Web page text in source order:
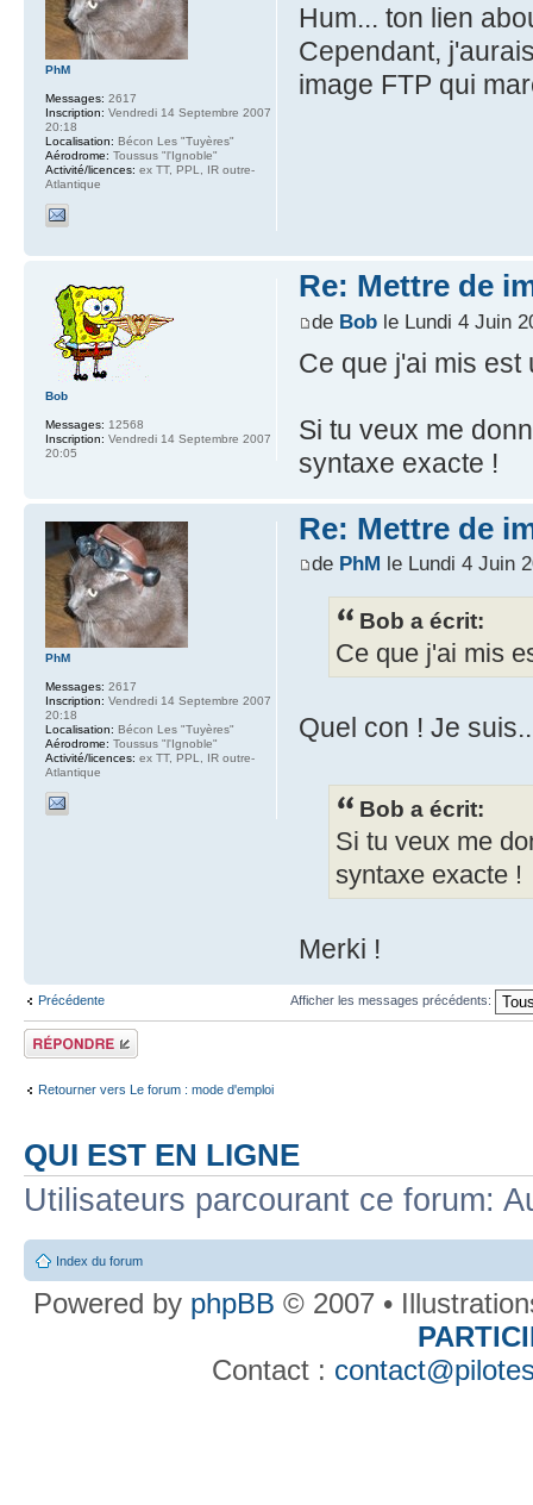
Hum... ton lien
Cependant,
image FTP qui
PhM
Messages: 2617
Inscription: Vendredi 14 Septembre 2007
20:18
Localisation: Bécon Les "Tuyères"
Aérodrome: Toussus "l'Ignoble"
Activité/licences: ex TT, PPL, IR outre-
Atlantique
Re: Mettre de
de Boble Lundi 4 Juin
Ce que j'ai mis
Si tu veux me
syntaxe exacte !
Bob
Messages: 12568
Inscription: Vendredi 14 Septembre 2007
20:05
Re: Mettre de
de PhM le Lundi 4 Juin
Bob a écrit:
Ce que j'ai mis
Quel con ! Je
Bob a écrit:
Si tu veux me
syntaxe exacte !
Merki !
PhM
Messages: 2617
Inscription: Vendredi 14 Septembre 2007
20:18
Localisation: Bécon Les "Tuyères"
Aérodrome: Toussus "l'Ignoble"
Activité/licences: ex TT, PPL, IR outre-
Atlantique
Précédente Afficher les messages précédents:
Répondre
Retourner vers Le forum : mode d'emploi
QUI EST EN LIGNE
Utilisateurs parcourant ce forum:
Index du forum
Powered by phpBB © 2007 •
Contact :